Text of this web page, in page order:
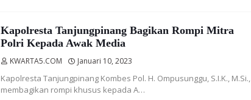
Kapolresta Tanjungpinang Bagikan Rompi Mitra
Polri Kepada Awak Media
KWARTA5.COM Januari 10, 2023
Kapolresta Tanjungpinang Kombes Pol. H. Ompusunggu, S.I.K., M.Si.,
membagikan rompi khusus kepada A…